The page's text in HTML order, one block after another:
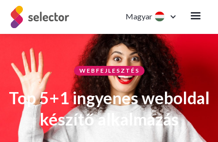
Magyar
WEBFEJLESZTÉS
Top 5+1 ingyenes weboldal
készítő alkalmazás